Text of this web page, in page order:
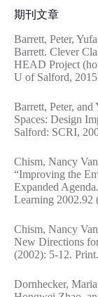
期刊文章
Barrett, Peter,
Barrett. Clever
HEAD Project
U of Salford,
Barrett, Peter,
Spaces: Design
Salford: SCRI,
Chism, Nancy
“Improving the
Expanded
Learning 2002.92
Chism, Nancy
New Directions
(2002): 5-12. Print.
Dornhecker,